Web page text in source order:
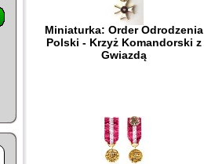
Miniaturka: Order Odrodzenia
Polski - Krzyż Komandorski z
Gwiazdą